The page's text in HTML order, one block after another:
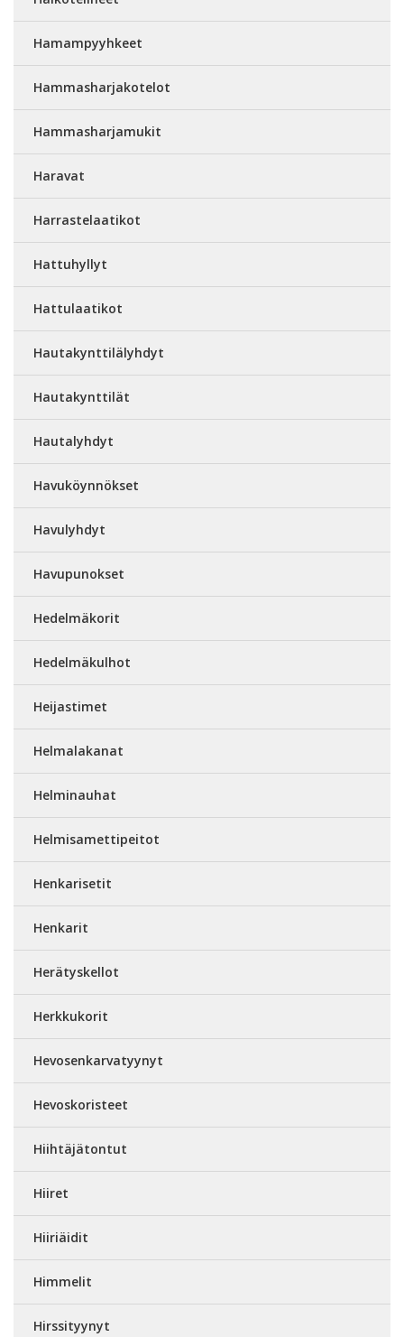
Hamampyyhkeet
Hammasharjakotelot
Hammasharjamukit
Haravat
Harrastelaatikot
Hattuhyllyt
Hattulaatikot
Hautakynttilälyhdyt
Hautakynttilät
Hautalyhdyt
Havuköynnökset
Havulyhdyt
Havupunokset
Hedelmäkorit
Hedelmäkulhot
Heijastimet
Helmalakanat
Helminauhat
Helmisamettipeitot
Henkarisetit
Henkarit
Herätyskellot
Herkkukorit
Hevosenkarvatyynyt
Hevoskoristeet
Hiihtäjätontut
Hiiret
Hiiriäidit
Himmelit
Hirssityynyt